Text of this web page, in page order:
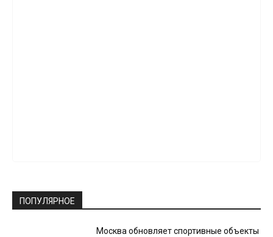
ПОПУЛЯРНОЕ
Москва обновляет спортивные объекты